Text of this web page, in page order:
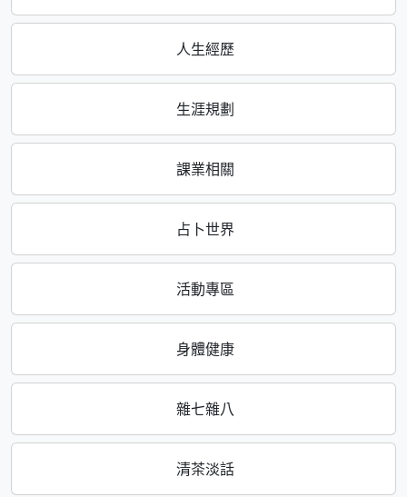
人生經歷
生涯規劃
課業相關
占卜世界
活動專區
身體健康
雜七雜八
清茶淡話